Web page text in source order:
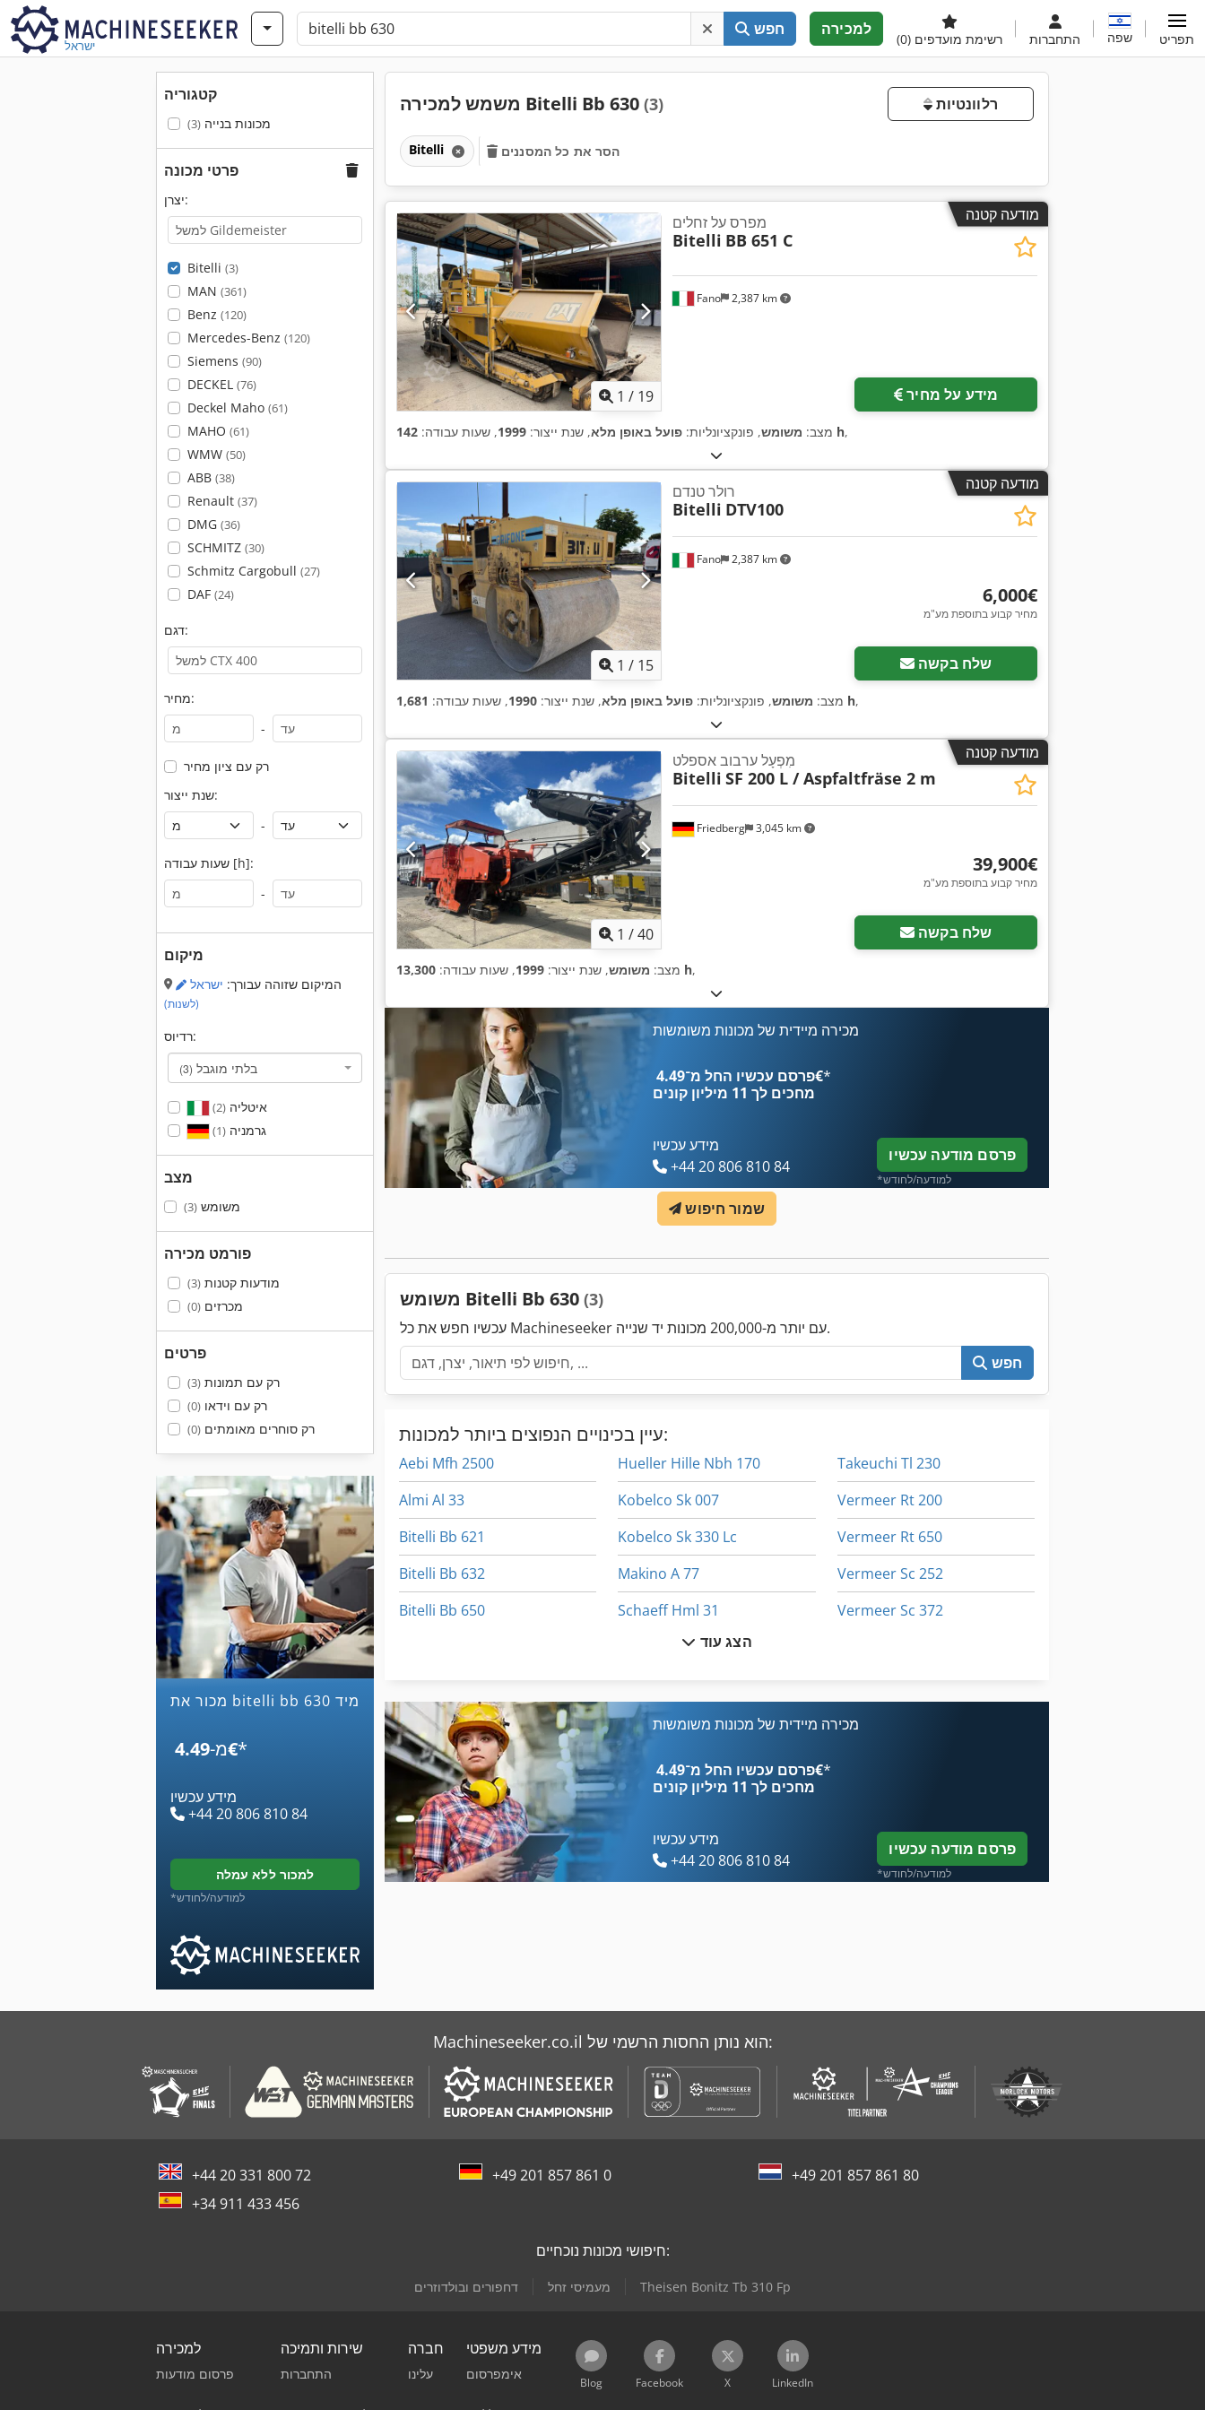
ישראל
חפש למכירה
רשימת מועדפים (0) התחברות שפה תפריט
קטגוריה
מכונות בנייה(3)
פרטי מכונה
יצרן:
Bitelli (3)
MAN (361)
Benz (120)
Mercedes-Benz (120)
Siemens (90)
DECKEL (76)
Deckel Maho (61)
MAHO (61)
WMW (50)
ABB (38)
Renault (37)
DMG (36)
SCHMITZ (30)
Schmitz Cargobull (27)
DAF (24)
דגם:
מחיר:
-
רק עם ציון מחיר
שנת ייצור:
-
שעות עבודה [h]:
-
מיקום
המיקום שזוהה עבורך: ישראל
(לשנות)
רדיוס:
בלתי מוגבל (3)
איטליה(2)
גרמניה(1)
מצב
משומש(3)
פורמט מכירה
מודעות קטנות(3)
מכרזים(0)
פרטים
רק עם תמונות(3)
רק עם וידאו(0)
רק סוחרים מאומתים(0)
מכור את bitelli bb 630 מיד
מ-‏4.49 ‏€*
מידע עכשיו
+44 20 806 810 84
למכור ללא עמלה
*למודעה/לחודש
משמש למכירה Bitelli Bb 630 (3) רלוונטיות
Bitelli הסר את כל המסננים
מודעה קטנה
1 / 19
Fano 2,387 km
מפרס על זחלים
Bitelli BB 651 C
מידע על מחיר
מצב: משומש, פונקציונליות: פועל באופן מלא, שנת ייצור: 1999, שעות עבודה: 142 h,
מודעה קטנה
1 / 15
Fano 2,387 km
רולר טנדם
Bitelli DTV100
‏6,000 ‏€
מחיר קבוע בתוספת מע"מ
שלח בקשה
מצב: משומש, פונקציונליות: פועל באופן מלא, שנת ייצור: 1990, שעות עבודה: 1,681 h,
מודעה קטנה
1 /40
Friedberg 3,045 km
מִפְעָל ערבוב אספלט
Bitelli SF 200 L / Aspfaltfräse 2 m
‏39,900 ‏€
מחיר קבוע בתוספת מע"מ
שלח בקשה
מצב: משומש, שנת ייצור: 1999, שעות עבודה: 13,300 h,
מכירה מיידית של מכונות משומשות
פרסם עכשיו החל מ־‏4.49 ‏€*
מחכים לך 11 מיליון קונים
מידע עכשיו
+44 20 806 810 84
פרסם מודעה עכשיו
*למודעה/לחודש
שמור חיפוש
משומש Bitelli Bb 630 (3)
עכשיו חפש את כל Machineseeker עם יותר מ-200,000 מכונות יד שנייה.
חפש
עיין בכינויים הנפוצים ביותר למכונות:
Aebi Mfh 2500
Almi Al 33
Bitelli Bb 621
Bitelli Bb 632
Bitelli Bb 650
Bitelli Sf 60
Euclid R 50
Hueller Hille Nbh 170
Kobelco Sk 007
Kobelco Sk 330 Lc
Makino A 77
Schaeff Hml 31
Schaeff Hml 32
Scheer Zf 630
Takeuchi Tl 230
Vermeer Rt 200
Vermeer Rt 650
Vermeer Sc 252
Vermeer Sc 372
הצג עוד
מכירה מיידית של מכונות משומשות
פרסם עכשיו החל מ־‏4.49 ‏€*
מחכים לך 11 מיליון קונים
מידע עכשיו
+44 20 806 810 84
פרסם מודעה עכשיו
*למודעה/לחודש
Machineseeker.co.il הוא נותן החסות הרשמי של:
+44 20 331 800 72 +49 201 857 861 0
+49 201 857 861 80
+34 911 433 456
חיפושי מכונות נוכחיים:
דחפורים ובולדוזרים מעמיסי זחל Theisen Bonitz Tb 310 Fp
למכירה
פרסום מודעות
שירות ותמיכה
התחברות
חברה
עלינו
מידע משפטי
אימפרסום
Blog Facebook X LinkedIn